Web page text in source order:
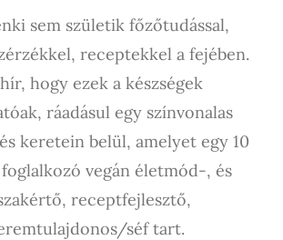
sem születik főzőtudással,
receptekkel a fejében.
hogy ezek a készségek
ráadásul egy színvonalas
keretein belül, amelyet egy 10
vegán életmód-, és
receptfejlesztő,
séf tart.